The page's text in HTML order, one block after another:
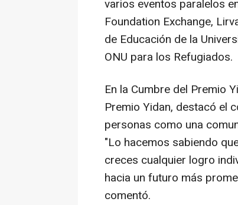
varios eventos paralelos
Foundation Exchange,
de Educación de la
ONU para los Refugiados.
En la Cumbre del Premio
Premio Yidan, destacó el
personas como una
"Lo hacemos sabiendo
creces cualquier logro
hacia un futuro más
comentó.